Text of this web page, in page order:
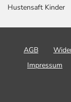
Hustensaft Kinder
AGB
Impressum